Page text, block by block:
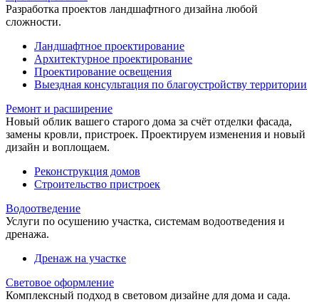
Разработка проектов ландшафтного дизайна любой
сложности.
Ландшафтное проектирование
Архитектурное проектирование
Проектирование освещения
Выездная консультация по благоустройству территории
Ремонт и расширение
Новый облик вашего старого дома за счёт отделки фасада,
замены кровли, пристроек. Проектируем изменения и новый
дизайн и воплощаем.
Реконструкция домов
Строительство пристроек
Водоотведение
Услуги по осушению участка, системам водоотведения и
дренажа.
Дренаж на участке
Световое оформление
Комплексный подход в световом дизайне для дома и сада.